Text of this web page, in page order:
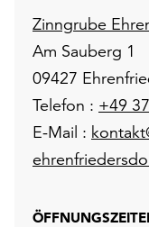
Zinngrube
Am Sauberg 1
09427
Telefon : +49
E-Mail :